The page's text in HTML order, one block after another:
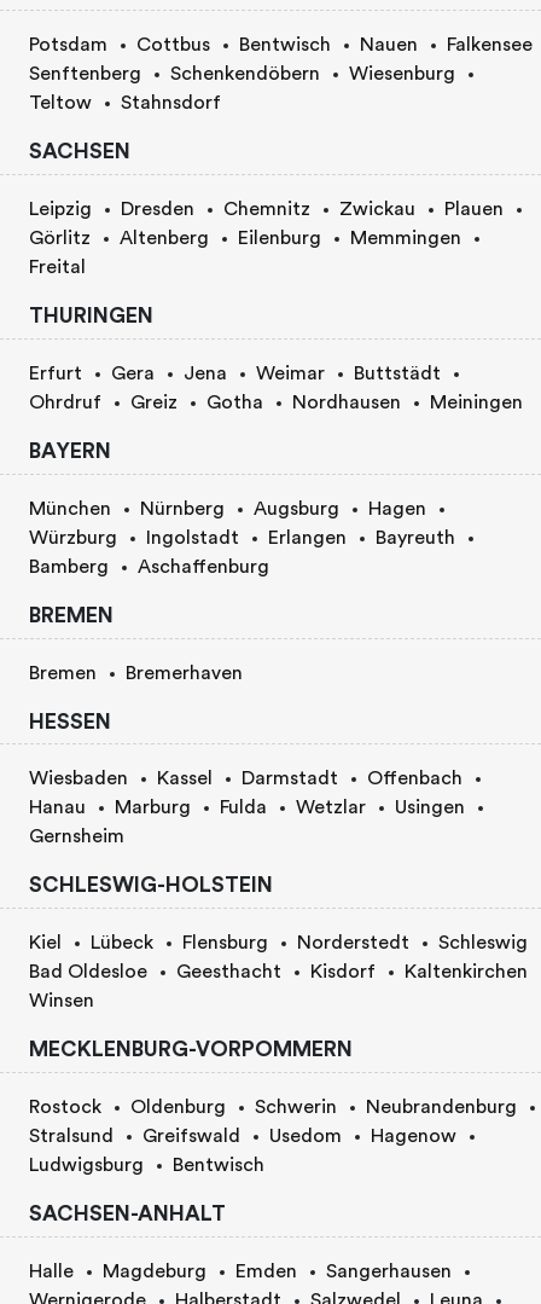
Potsdam Cottbus Bentwisch Nauen
Falkensee
Senftenberg
Schenkendöbern
Wiesenburg
Teltow
Stahnsdorf
SACHSEN
Leipzig Dresden Chemnitz Zwickau
Plauen
Görlitz
Altenberg Eilenburg
Memmingen
Freital
THURINGEN
Erfurt Gera Jena Weimar
Buttstädt
Ohrdruf
Greiz Gotha Nordhausen Meiningen
BAYERN
München Nürnberg Augsburg
Hagen
Würzburg
Ingolstadt Erlangen
Bayreuth
Bamberg
Aschaffenburg
BREMEN
Bremen Bremerhaven
HESSEN
Wiesbaden Kassel Darmstadt
Offenbach
Hanau
Marburg Fulda Wetzlar
Usingen
Gernsheim
SCHLESWIG-HOLSTEIN
Kiel Lübeck Flensburg Norderstedt
Schleswig
Bad Oldesloe
Geesthacht Kisdorf
Kaltenkirchen
Winsen
MECKLENBURG-VORPOMMERN
Rostock Oldenburg Schwerin
Neubrandenburg
Stralsund
Greifswald Usedom
Hagenow
Ludwigsburg
Bentwisch
SACHSEN-ANHALT
Halle Magdeburg Emden
Sangerhausen
Wernigerode
Halberstadt Salzwedel Leuna